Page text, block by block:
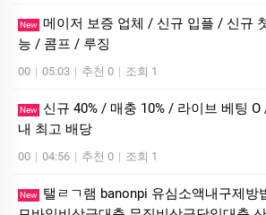
New 메이저 보증 업체 / 신규 입플 / 신규
능 / 콤프 / 루징
00 | 05:03 | 추천 0 | 조회 1
New
신규 40% / 매충 10% / 라이브 베팅
내 최고 배당
00 | 04:56 | 추천 0 | 조회 1
New
탤ㄹㄱ램 banonpi 유심소액내구제방